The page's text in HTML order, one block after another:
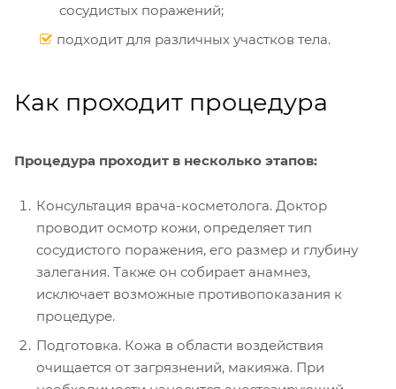
сосудистых поражений;
подходит для различных участков тела.
Как проходит процедура
Процедура проходит в несколько этапов:
Консультация врача-косметолога. Доктор
проводит осмотр кожи, определяет тип
сосудистого поражения, его размер и глубину
залегания. Также он собирает анамнез,
исключает возможные противопоказания к
процедуре.
Подготовка. Кожа в области воздействия
очищается от загрязнений, макияжа. При